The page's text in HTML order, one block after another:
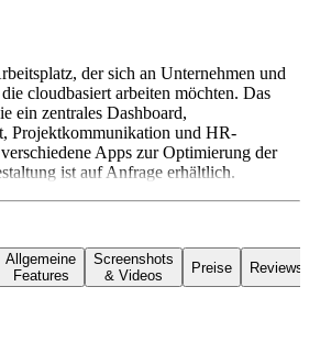
der sich an Unternehmen und
cloudbasiert arbeiten möchten. Das
ein zentrales Dashboard,
Projektkommunikation und HR-
Apps zur Optimierung der
ist auf Anfrage erhältlich.
Allgemeine
Features
Screenshots
& Videos
Preise Reviews